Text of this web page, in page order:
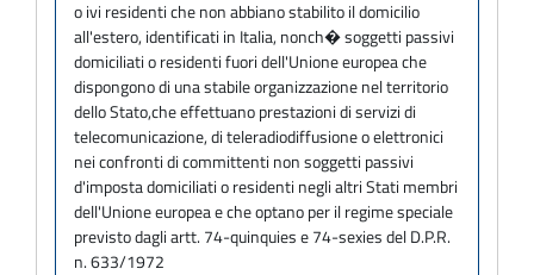
o ivi residenti che non abbiano stabilito il domicilio
all'estero, identificati in Italia, nonch� soggetti passivi
domiciliati o residenti fuori dell'Unione europea che
dispongono di una stabile organizzazione nel territorio
dello Stato,che effettuano prestazioni di servizi di
telecomunicazione, di teleradiodiffusione o elettronici
nei confronti di committenti non soggetti passivi
d'imposta domiciliati o residenti negli altri Stati membri
dell'Unione europea e che optano per il regime speciale
previsto dagli artt. 74-quinquies e 74-sexies del D.P.R.
n. 633/1972